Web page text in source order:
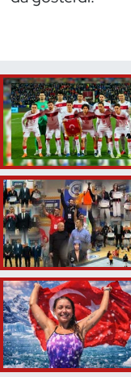
Voleybol
Vücut
Wushu
Yelken
Yüzme